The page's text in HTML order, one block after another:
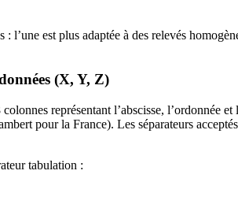
l’une est plus adaptée à des relevés
(X, Y, Z)
représentant l’abscisse, l’ordonnée
pour la France). Les séparateurs
tabulation :